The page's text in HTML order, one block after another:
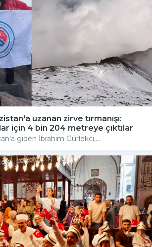
uzanan zirve tırmanışı:
için 4 bin 204 metreye çıktılar
giden İbrahim Gürlekci,...